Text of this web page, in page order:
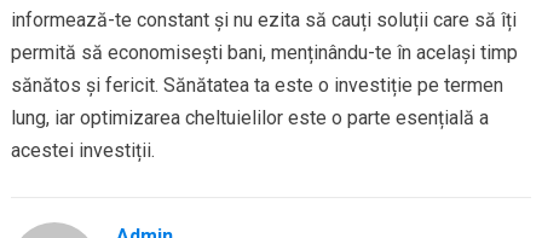
informează-te constant și nu ezita să cauți soluții care să îți
permită să economisești bani, menținându-te în același timp
sănătos și fericit. Sănătatea ta este o investiție pe termen
lung, iar optimizarea cheltuielilor este o parte esențială a
acestei investiții.